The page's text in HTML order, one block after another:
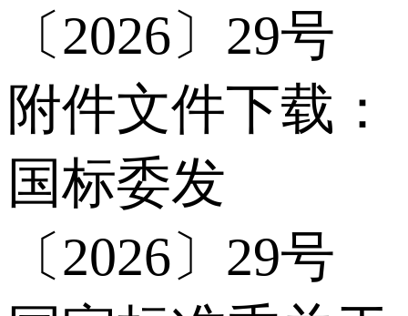
〔2026〕29号
附件文件下载：
国标委发
〔2026〕29号